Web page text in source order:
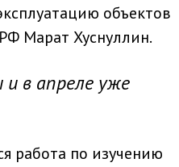
объектов
Марат Хуснуллин.
в апреле уже
работа по изучению